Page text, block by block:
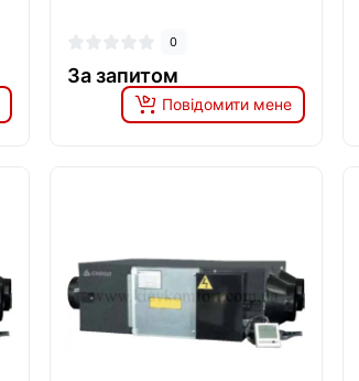
0
За запитом
Повідомити мене